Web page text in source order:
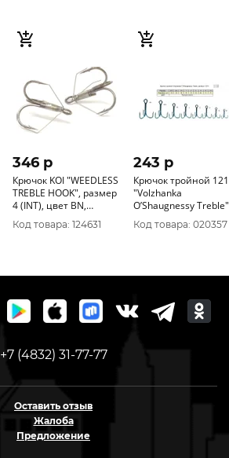
346 p
Крючок KOI "WEEDLESS
TREBLE HOOK", размер
4 (INT), цвет BN,
тройник незацепляйка
(5 шт.)
Код товара: 124631
243 p
Крючок тройной
"Volzhanka
O’Shaugnessy
4 (6шт/уп)
Код товара: 020357
+7 (4832) 31-77-77
Оставить отзыв
Жалоба
Предложение